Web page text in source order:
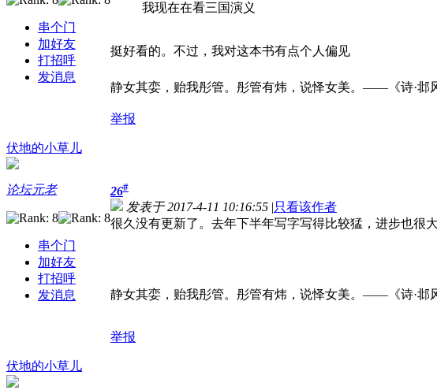
串个门
加好友
打招呼
发消息
我现在在看三国演义
挺好看的。不过，我对这本书有点个人偏见
静女其娈，贻我彤管。彤管有炜，说怿女美。——《诗·邶风
举报
伏地的小草儿
论坛元老
串个门
加好友
打招呼
发消息
26#
发表于 2017-4-11 10:16:55 |只看该作者
很久没有更新了。去年下半年写字写得比较猛，进步也很
静女其娈，贻我彤管。彤管有炜，说怿女美。——《诗·邶风
举报
伏地的小草儿